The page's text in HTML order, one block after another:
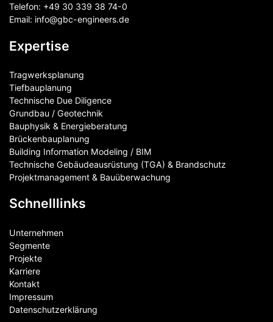
Telefon: +49 30 339 38 74-0
Email: info@gbc-engineers.de
Expertise
Tragwerksplanung
Tiefbauplanung
Technische Due Diligence
Grundbau / Geotechnik
Bauphysik & Energieberatung
Brückenbauplanung
Building Information Modeling / BIM
Technische Gebäudeausrüstung (TGA) & Brandschutz
Projektmanagement & Bauüberwachung
Schnelllinks
Unternehmen
Segmente
Projekte
Karriere
Kontakt
Impressum
Datenschutzerklärung